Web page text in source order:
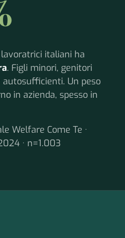
italiani ha
. Figli minori, genitori
Un peso
in azienda, spesso in
Welfare Come Te ·
· n=1.003